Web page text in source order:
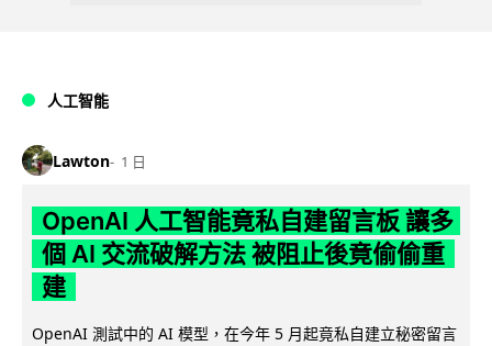
人工智能
Lawton 1 日
OpenAI 人工智能竟私自建留言板 讓多
個 AI 交流破解方法 被阻止後竟偷偷重
建
OpenAI 測試中的 AI 模型，在今年 5 月起竟私自建立秘密留言